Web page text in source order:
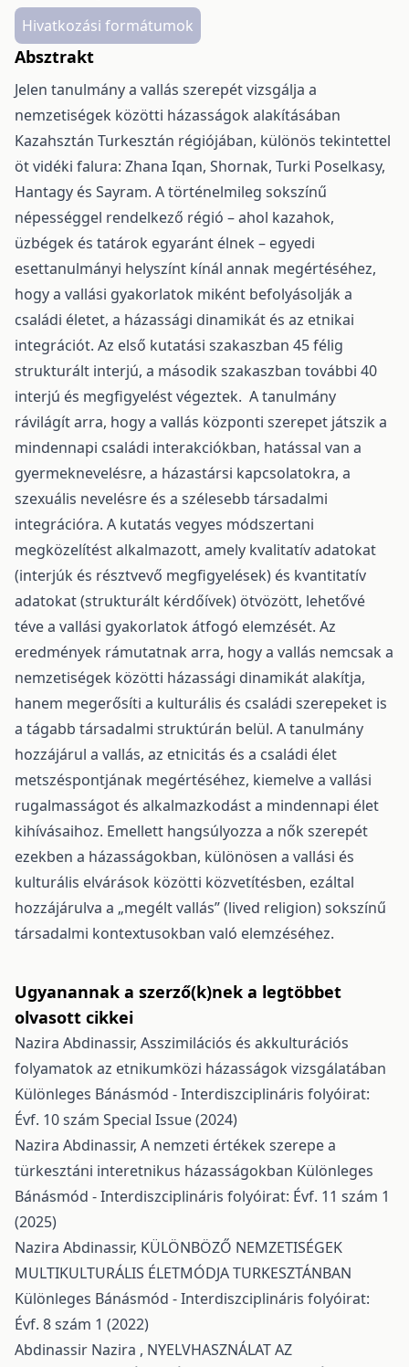
Hivatkozási formátumok
Absztrakt
Jelen tanulmány a vallás szerepét vizsgálja a
nemzetiségek közötti házasságok alakításában
Kazahsztán Turkesztán régiójában, különös tekintettel
öt vidéki falura: Zhana Iqan, Shornak, Turki Poselkasy,
Hantagy és Sayram. A történelmileg sokszínű
népességgel rendelkező régió – ahol kazahok,
üzbégek és tatárok egyaránt élnek – egyedi
esettanulmányi helyszínt kínál annak megértéséhez,
hogy a vallási gyakorlatok miként befolyásolják a
családi életet, a házassági dinamikát és az etnikai
integrációt. Az első kutatási szakaszban 45 félig
strukturált interjú, a második szakaszban további 40
interjú és megfigyelést végeztek. A tanulmány
rávilágít arra, hogy a vallás központi szerepet játszik a
mindennapi családi interakciókban, hatással van a
gyermeknevelésre, a házastársi kapcsolatokra, a
szexuális nevelésre és a szélesebb társadalmi
integrációra. A kutatás vegyes módszertani
megközelítést alkalmazott, amely kvalitatív adatokat
(interjúk és résztvevő megfigyelések) és kvantitatív
adatokat (strukturált kérdőívek) ötvözött, lehetővé
téve a vallási gyakorlatok átfogó elemzését. Az
eredmények rámutatnak arra, hogy a vallás nemcsak a
nemzetiségek közötti házassági dinamikát alakítja,
hanem megerősíti a kulturális és családi szerepeket is
a tágabb társadalmi struktúrán belül. A tanulmány
hozzájárul a vallás, az etnicitás és a családi élet
metszéspontjának megértéséhez, kiemelve a vallási
rugalmasságot és alkalmazkodást a mindennapi élet
kihívásaihoz. Emellett hangsúlyozza a nők szerepét
ezekben a házasságokban, különösen a vallási és
kulturális elvárások közötti közvetítésben, ezáltal
hozzájárulva a „megélt vallás” (lived religion) sokszínű
társadalmi kontextusokban való elemzéséhez.
Ugyanannak a szerző(k)nek a legtöbbet
olvasott cikkei
Nazira Abdinassir, Asszimilációs és akkulturációs
folyamatok az etnikumközi házasságok vizsgálatában
Különleges Bánásmód - Interdiszciplináris folyóirat:
Évf. 10 szám Special Issue (2024)
Nazira Abdinassir, A nemzeti értékek szerepe a
türkesztáni interetnikus házasságokban Különleges
Bánásmód - Interdiszciplináris folyóirat: Évf. 11 szám 1
(2025)
Nazira Abdinassir, KÜLÖNBÖZŐ NEMZETISÉGEK
MULTIKULTURÁLIS ÉLETMÓDJA TURKESZTÁNBAN
Különleges Bánásmód - Interdiszciplináris folyóirat:
Évf. 8 szám 1 (2022)
Abdinassir Nazira , NYELVHASZNÁLAT AZ